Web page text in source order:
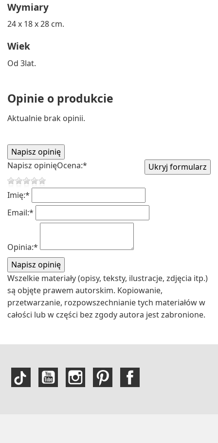
Wymiary
24 x 18 x 28 cm.
Wiek
Od 3lat.
Opinie o produkcie
Aktualnie brak opinii.
Napisz opinięOcena:*
Imię:*
Email:*
Opinia:*
Wszelkie materiały (opisy, teksty, ilustracje, zdjęcia itp.)
są objęte prawem autorskim. Kopiowanie,
przetwarzanie, rozpowszechnianie tych materiałów w
całości lub w części bez zgody autora jest zabronione.